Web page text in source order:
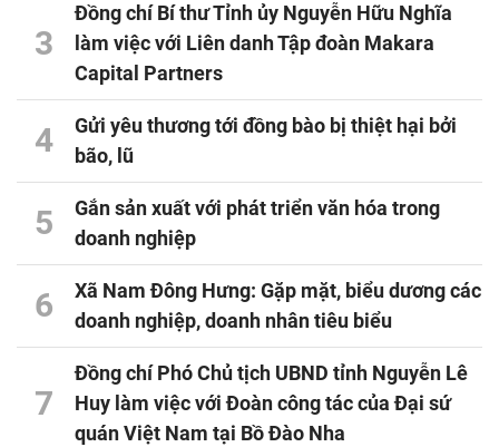
3
Đồng chí Bí thư Tỉnh ủy Nguyễn Hữu Nghĩa
làm việc với Liên danh Tập đoàn Makara
Capital Partners
4
Gửi yêu thương tới đồng bào bị thiệt hại bởi
bão, lũ
5
Gắn sản xuất với phát triển văn hóa trong
doanh nghiệp
6
Xã Nam Đông Hưng: Gặp mặt, biểu dương các
doanh nghiệp, doanh nhân tiêu biểu
7
Đồng chí Phó Chủ tịch UBND tỉnh Nguyễn Lê
Huy làm việc với Đoàn công tác của Đại sứ
quán Việt Nam tại Bồ Đào Nha